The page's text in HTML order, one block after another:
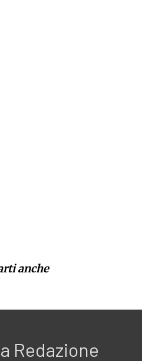
anche
Redazione